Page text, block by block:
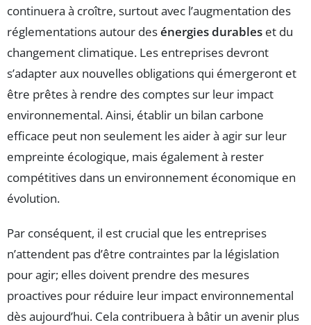
continuera à croître, surtout avec l’augmentation des
réglementations autour desénergies durables et du
changement climatique. Les entreprises devront
s’adapter aux nouvelles obligations qui émergeront et
être prêtes à rendre des comptes sur leur impact
environnemental. Ainsi, établir un bilan carbone
efficace peut non seulement les aider à agir sur leur
empreinte écologique, mais également à rester
compétitives dans un environnement économique en
évolution.
Par conséquent, il est crucial que les entreprises
n’attendent pas d’être contraintes par la législation
pour agir; elles doivent prendre des mesures
proactives pour réduire leur impact environnemental
dès aujourd’hui. Cela contribuera à bâtir un avenir plus